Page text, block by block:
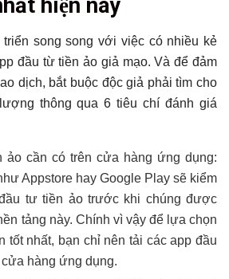
hiện nay
song song với việc có nhiều kẻ
đầu từ tiền ảo giả mạo. Và để đảm
dịch, bắt buộc độc giả phải tìm cho
thông qua 6 tiêu chí đánh giá
ảo cần có trên cửa hàng ứng dụng:
Appstore hay Google Play sẽ kiểm
tư tiền ảo trước khi chúng được
tảng này. Chính vì vậy để lựa chọn
tốt nhất, bạn chỉ nên tải các app đầu
hàng ứng dụng.